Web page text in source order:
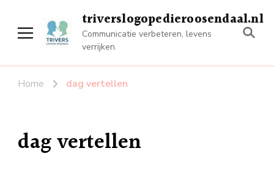
triverslogopedieroosendaal.nl
Communicatie verbeteren, levens
verrijken.
Home dag vertellen
dag vertellen